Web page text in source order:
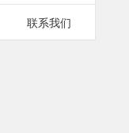
联系我们